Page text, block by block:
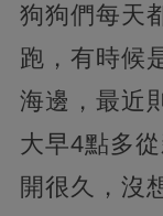
狗狗們每天
跑，有時候
海邊，最近
大早4點多
開很久，沒